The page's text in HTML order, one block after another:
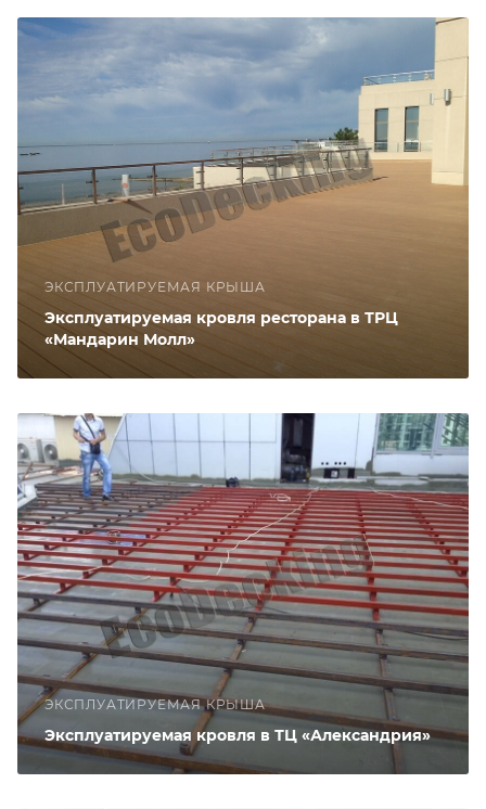
ЭКСПЛУАТИРУЕМАЯ КРЫША
Эксплуатируемая кровля ресторана в ТРЦ
«Мандарин Молл»
ЭКСПЛУАТИРУЕМАЯ КРЫША
Эксплуатируемая кровля в ТЦ «Александрия»